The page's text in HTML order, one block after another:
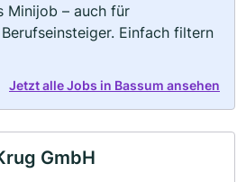
Minijob – auch für
Einfach filtern
Jetzt alle Jobs in Bassum ansehen
GmbH